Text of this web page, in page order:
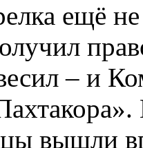
ещё
– и
вышли